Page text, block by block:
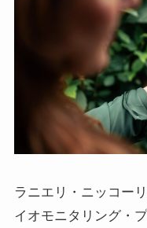
ラニエリ・ニッコー
イオモニタリング・